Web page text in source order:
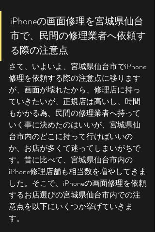
iPhoneの画面修理を宮城県仙台
市で、民間の修理業者へ依頼す
る際の注意点
さて、いよいよ、宮城県仙台市でiPhone
修理を依頼する際の注意点に移ります
が、画面が壊れたから、修理店に持っ
ていきたいが、正規店は高いし、時間
もかかる為、民間の修理業者へ持って
いく事に決めたのはいいが、宮城県仙
台市内のどこに持って行けばいいの
か、お店が多くて迷ってしまいがちで
す。昔に比べて、宮城県仙台市内の
iPhone修理店舗も相当数を増やしてきま
した。そこで、iPhoneの画面修理を依頼
するお店選びの宮城県仙台市内での注
意点を以下にいくつか挙げていきま
す。